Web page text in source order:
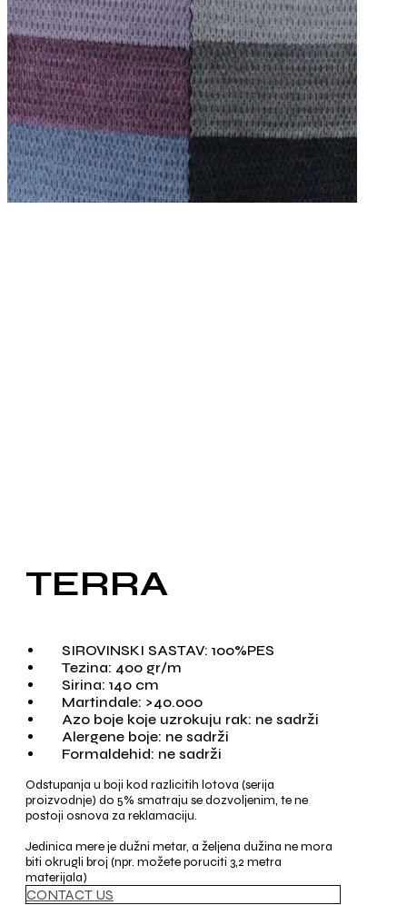
TERRA
SIROVINSKI SASTAV: 100%PES
Tezina: 400 gr/m
Sirina: 140 cm
Martindale: >40.000
Azo boje koje uzrokuju rak: ne sadrži
Alergene boje: ne sadrži
Formaldehid: ne sadrži
Odstupanja u boji kod razlicitih lotova (serija
proizvodnje) do 5% smatraju se dozvoljenim, te ne
postoji osnova za reklamaciju.
Jedinica mere je dužni metar, a željena dužina ne mora
biti okrugli broj (npr. možete poruciti 3,2 metra
materijala)
CONTACT US